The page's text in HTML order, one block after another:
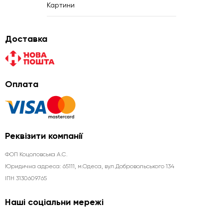
Картини
Доставка
Оплата
Реквізити компанії
ФОП Коцоловська А.С.
Юридична aдреса: 65111, м.Одеса, вул.Добровольського 134
ІПН 3130609765
Наші соціальни мережі